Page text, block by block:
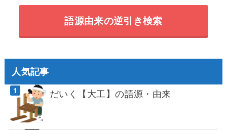
語源由来の逆引き検索
人気記事
だいく【大工】の語源・由来